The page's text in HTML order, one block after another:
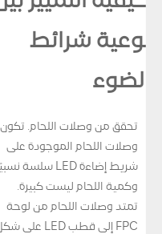
نوعية شرائط
الضوء
تحقق من وصلات اللحام. تكون
وصلات اللحام الموجودة على
شريط إضاءة LED سلسة نسبيًا
وكمية اللحام ليست كبيرة.
تمتد وصلات اللحام من لوحة
FPC إلى قطب LED على شكل